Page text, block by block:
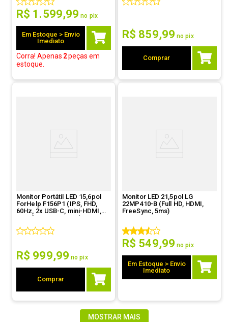
R$ 1 .599,99 no pix
Em Estoque > Envio
Imediato
Corra! Apenas 2peças em
estoque.
R$ 859,99 no pix
Comprar
Monitor Portátil LED 15,6pol
ForHelp F156P1 (IPS, FHD,
60Hz, 2x USB-C, mini-HDMI,
Speakers, FreeSync)
R$ 999,99 no pix
Comprar
Monitor LED 21,5pol LG
22MP410-B (Full HD, HDMI,
FreeSync, 5ms)
R$ 549,99 no pix
Em Estoque > Envio
Imediato
MOSTRAR MAIS